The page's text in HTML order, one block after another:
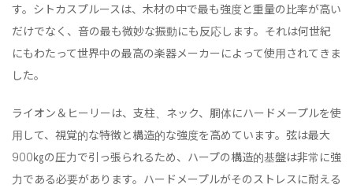
す。シトカスプルースは、木材の中で最も強度と重量の比率が高い
だけでなく、音の最も微妙な振動にも反応します。それは何世紀
にもわたって世界中の最高の楽器メーカーによって使用されてきま
した。
ライオン＆ヒーリーは、支柱、ネック、胴体にハードメープルを使
用して、視覚的な特徴と構造的な強度を高めています。弦は最大
900㎏の圧力で引っ張られるため、ハープの構造的基盤は非常に強
力である必要があります。ハードメープルがそのストレスに耐える